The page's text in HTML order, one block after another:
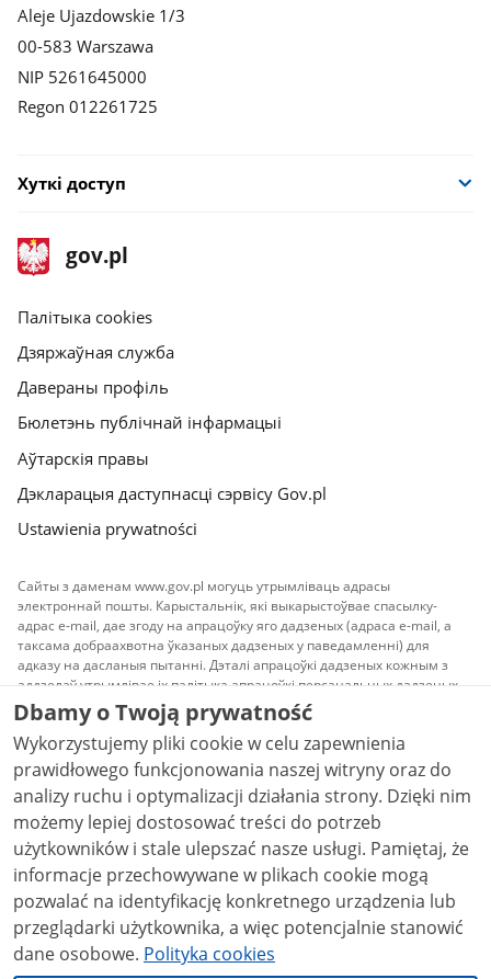
Aleje Ujazdowskie 1/3
00-583 Warszawa
NIP 5261645000
Regon 012261725
Хуткі доступ
stopka
gov.pl
Галоўная
gov.pl
gov.pl
Палітыка cookies
Дзяржаўная служба
Давераны профіль
Бюлетэнь публічнай інфармацыі
Аўтарскія правы
Дэкларацыя даступнасці сэрвісу Gov.pl
Ustawienia prywatności
Сайты з даменам www.gov.pl могуць утрымліваць адрасы
электроннай пошты. Карыстальнік, які выкарыстоўвае спасылку-
адрас e-mail, дае згоду на апрацоўку яго дадзеных (адраса e-mail, а
таксама добраахвотна ўказаных дадзеных у паведамленні) для
адказу на дасланыя пытанні. Дэталі апрацоўкі дадзеных кожным з
аддзелаў утрымлівае іх палітыка апрацоўкі персанальных дадзеных.
Увесь інфармацыйны змест сайта даступны па
ліцэнзііПрызнанне аўтарства 3.0 Польшча
ўстаноўлена іншае.
Dbamy o Twoją prywatność
Wykorzystujemy pliki cookie w celu zapewnienia
prawidłowego funkcjonowania naszej witryny oraz do
analizy ruchu i optymalizacji działania strony. Dzięki nim
możemy lepiej dostosować treści do potrzeb
użytkowników i stale ulepszać nasze usługi. Pamiętaj, że
informacje przechowywane w plikach cookie mogą
pozwalać na identyfikację konkretnego urządzenia lub
przeglądarki użytkownika, a więc potencjalnie stanowić
dane osobowe. Polityka cookies